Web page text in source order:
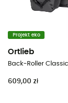
Projekt eko
Ortlieb
609,00 zł